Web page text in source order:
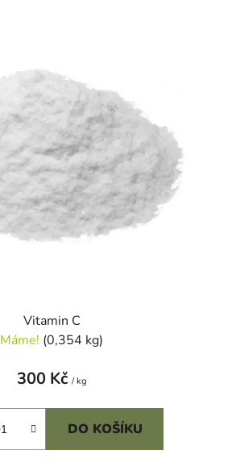
Vitamin C
Máme! (0,354 kg)
300 Kč / kg
DO KOŠÍKU